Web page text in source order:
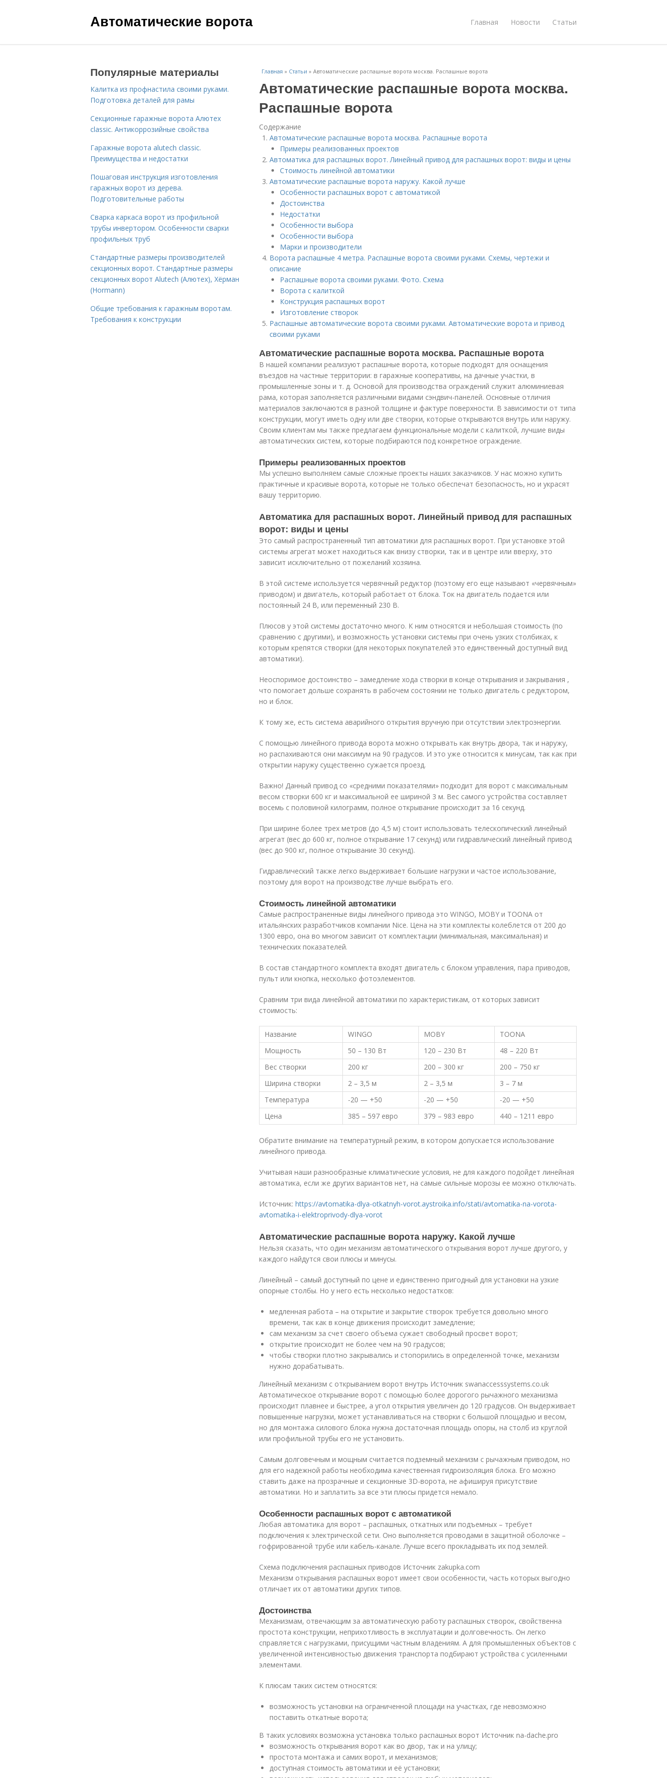
Автоматические ворота Главная Новости Статьи
Главная » Статьи » Автоматические распашные ворота москва. Распашные ворота
Автоматические распашные ворота москва.
Распашные ворота
Содержание
Автоматические распашные ворота москва. Распашные ворота
Примеры реализованных проектов
Автоматика для распашных ворот. Линейный привод для распашных ворот: виды и цены
Стоимость линейной автоматики
Автоматические распашные ворота наружу. Какой лучше
Особенности распашных ворот с автоматикой
Достоинства
Недостатки
Особенности выбора
Особенности выбора
Марки и производители
Ворота распашные 4 метра. Распашные ворота своими руками. Схемы, чертежи и
описание
Распашные ворота своими руками. Фото. Схема
Ворота с калиткой
Конструкция распашных ворот
Изготовление створок
Распашные автоматические ворота своими руками. Автоматические ворота и привод
своими руками
Автоматические распашные ворота москва. Распашные ворота
В нашей компании реализуют распашные ворота, которые подходят для оснащения
въездов на частные территории: в гаражные кооперативы, на дачные участки, в
промышленные зоны и т. д. Основой для производства ограждений служит алюминиевая
рама, которая заполняется различными видами сэндвич-панелей. Основные отличия
материалов заключаются в разной толщине и фактуре поверхности. В зависимости от типа
конструкции, могут иметь одну или две створки, которые открываются внутрь или наружу.
Своим клиентам мы также предлагаем функциональные модели с калиткой, лучшие виды
автоматических систем, которые подбираются под конкретное ограждение.
Примеры реализованных проектов
Мы успешно выполняем самые сложные проекты наших заказчиков. У нас можно купить
практичные и красивые ворота, которые не только обеспечат безопасность, но и украсят
вашу территорию.
Автоматика для распашных ворот. Линейный привод для распашных
ворот: виды и цены
Это самый распространенный тип автоматики для распашных ворот. При установке этой
системы агрегат может находиться как внизу створки, так и в центре или вверху, это
зависит исключительно от пожеланий хозяина.
В этой системе используется червячный редуктор (поэтому его еще называют «червячным»
приводом) и двигатель, который работает от блока. Ток на двигатель подается или
постоянный 24 В, или переменный 230 В.
Плюсов у этой системы достаточно много. К ним относятся и небольшая стоимость (по
сравнению с другими), и возможность установки системы при очень узких столбиках, к
которым крепятся створки (для некоторых покупателей это единственный доступный вид
автоматики).
Неоспоримое достоинство – замедление хода створки в конце открывания и закрывания ,
что помогает дольше сохранять в рабочем состоянии не только двигатель с редуктором,
но и блок.
К тому же, есть система аварийного открытия вручную при отсутствии электроэнергии.
С помощью линейного привода ворота можно открывать как внутрь двора, так и наружу,
но распахиваются они максимум на 90 градусов. И это уже относится к минусам, так как при
открытии наружу существенно сужается проезд.
Важно! Данный привод со «средними показателями» подходит для ворот с максимальным
весом створки 600 кг и максимальной ее шириной 3 м. Вес самого устройства составляет
восемь с половиной килограмм, полное открывание происходит за 16 секунд.
При ширине более трех метров (до 4,5 м) стоит использовать телескопический линейный
агрегат (вес до 600 кг, полное открывание 17 секунд) или гидравлический линейный привод
(вес до 900 кг, полное открывание 30 секунд).
Гидравлический также легко выдерживает большие нагрузки и частое использование,
поэтому для ворот на производстве лучше выбрать его.
Стоимость линейной автоматики
Самые распространенные виды линейного привода это WINGO, MOBY и TOONA от
итальянских разработчиков компании Nice. Цена на эти комплекты колеблется от 200 до
1300 евро, она во многом зависит от комплектации (минимальная, максимальная) и
технических показателей.
В состав стандартного комплекта входят двигатель с блоком управления, пара приводов,
пульт или кнопка, несколько фотоэлементов.
Сравним три вида линейной автоматики по характеристикам, от которых зависит
стоимость:
Название WINGO MOBY
TOONA
Мощность
50 – 130 Вт 120 – 230 Вт
48 – 220 Вт
Вес створки
200 кг 200 – 300 кг
200 – 750 кг
Ширина створки
2 – 3,5 м 2 – 3,5 м
3 – 7 м
Температура
-20 — +50 -20 — +50
-20 — +50
Цена
385 – 597 евро 379 – 983 евро 440 – 1211 евро
Обратите внимание на температурный режим, в котором допускается использование
линейного привода.
Учитывая наши разнообразные климатические условия, не для каждого подойдет линейная
автоматика, если же других вариантов нет, на самые сильные морозы ее можно отключать.
Источник: https://avtomatika-dlya-otkatnyh-vorot.aystroika.info/stati/avtomatika-na-vorota-
avtomatika-i-elektroprivody-dlya-vorot
Автоматические распашные ворота наружу. Какой лучше
Нельзя сказать, что один механизм автоматического открывания ворот лучше другого, у
каждого найдутся свои плюсы и минусы.
Линейный – самый доступный по цене и единственно пригодный для установки на узкие
опорные столбы. Но у него есть несколько недостатков:
медленная работа – на открытие и закрытие створок требуется довольно много
времени, так как в конце движения происходит замедление;
сам механизм за счет своего объема сужает свободный просвет ворот;
открытие происходит не более чем на 90 градусов;
чтобы створки плотно закрывались и стопорились в определенной точке, механизм
нужно дорабатывать.
Линейный механизм с открыванием ворот внутрь Источник swanaccesssystems.co.uk
Автоматическое открывание ворот с помощью более дорогого рычажного механизма
происходит плавнее и быстрее, а угол открытия увеличен до 120 градусов. Он выдерживает
повышенные нагрузки, может устанавливаться на створки с большой площадью и весом,
но для монтажа силового блока нужна достаточная площадь опоры, на столб из круглой
или профильной трубы его не установить.
Самым долговечным и мощным считается подземный механизм с рычажным приводом, но
для его надежной работы необходима качественная гидроизоляция блока. Его можно
ставить даже на прозрачные и секционные 3D-ворота, не афишируя присутствие
автоматики. Но и заплатить за все эти плюсы придется немало.
Особенности распашных ворот с автоматикой
Любая автоматика для ворот – распашных, откатных или подъемных – требует
подключения к электрической сети. Оно выполняется проводами в защитной оболочке –
гофрированной трубе или кабель-канале. Лучше всего прокладывать их под землей.
Схема подключения распашных приводов Источник zakupka.com
Механизм открывания распашных ворот имеет свои особенности, часть которых выгодно
отличает их от автоматики других типов.
Достоинства
Механизмам, отвечающим за автоматическую работу распашных створок, свойственна
простота конструкции, неприхотливость в эксплуатации и долговечность. Он легко
справляется с нагрузками, присущими частным владениям. А для промышленных объектов с
увеличенной интенсивностью движения транспорта подбирают устройства с усиленными
элементами.
К плюсам таких систем относятся:
возможность установки на ограниченной площади на участках, где невозможно
поставить откатные ворота;
В таких условиях возможна установка только распашных ворот Источник na-dache.pro
возможность открывания ворот как во двор, так и на улицу;
простота монтажа и самих ворот, и механизмов;
доступная стоимость автоматики и её установки;
Популярные материалы
Калитка из профнастила своими руками.
Подготовка деталей для рамы
Секционные гаражные ворота Алютех
classic. Антикоррозийные свойства
Гаражные ворота alutech classic.
Преимущества и недостатки
Пошаговая инструкция изготовления
гаражных ворот из дерева.
Подготовительные работы
Сварка каркаса ворот из профильной
трубы инвертором. Особенности сварки
профильных труб
Стандартные размеры производителей
секционных ворот. Стандартные размеры
секционных ворот Alutech (Алютех), Хёрман
(Hormann)
Общие требования к гаражным воротам.
Требования к конструкции